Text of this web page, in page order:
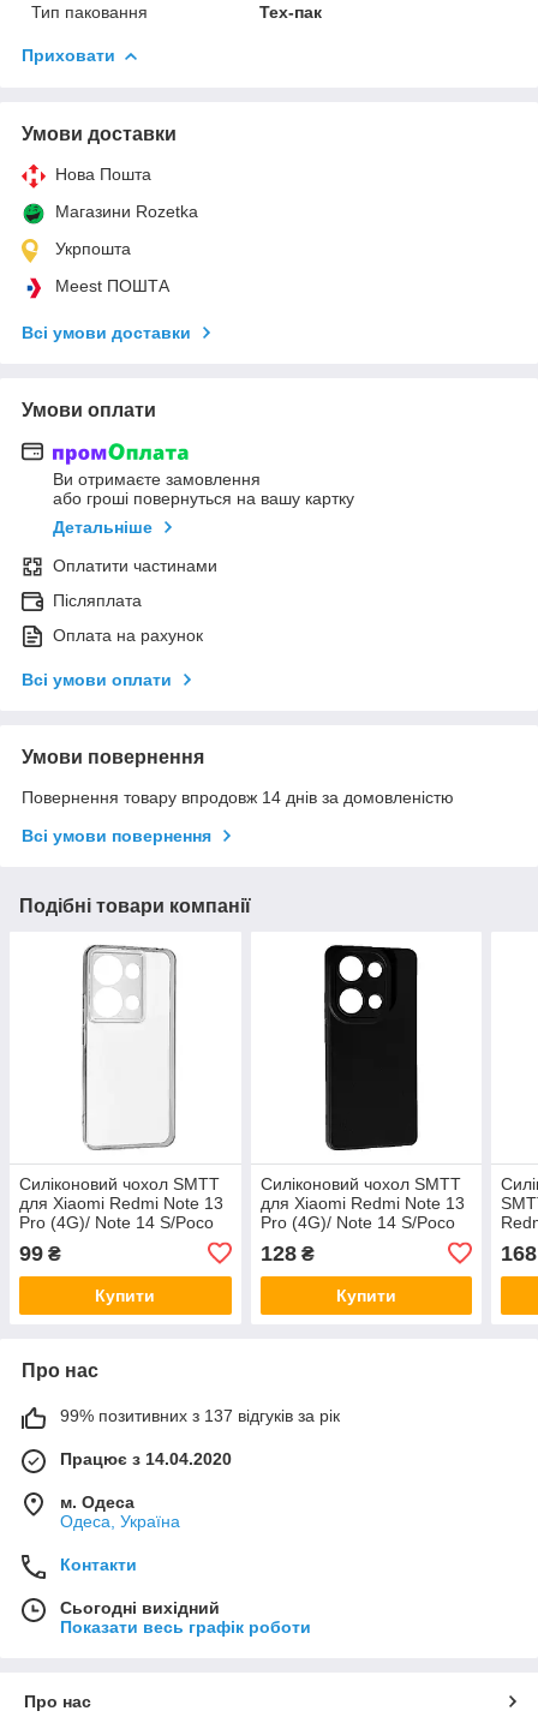
Тип паковання
Тех-пак
Приховати
Умови доставки
Нова Пошта
Магазини Rozetka
Укрпошта
Meest ПОШТА
Всі умови доставки
Умови оплати
Ви отримаєте замовлення
або гроші повернуться на вашу картку
Детальніше
Оплатити частинами
Післяплата
Оплата на рахунок
Всі умови оплати
Умови повернення
Повернення товару впродовж 14 днів за домовленістю
Всі умови повернення
Подібні товари компанії
Силіконовий чохол SMTT
для Xiaomi Redmi Note 13
Pro (4G)/ Note 14 S/Poco
M6 Pro (4G) Transparent
99 ₴
Купити
Силіконовий чохол SMTT
для Xiaomi Redmi Note 13
Pro (4G)/ Note 14 S/Poco
128₴
Купити
168
Про нас
99% позитивних з 137 відгуків за рік
Працює з 14.04.2020
м. Одеса
Одеса, Україна
Контакти
Сьогодні вихідний
Показати весь графік роботи
Про нас